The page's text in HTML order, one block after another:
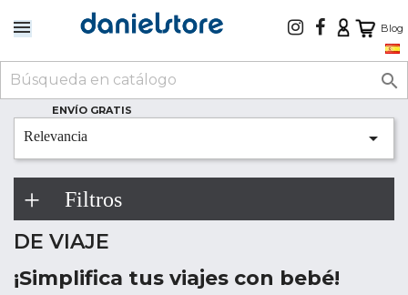
Blog

ENVÍO GRATIS
Relevancia 
Filtros
DE VIAJE
¡Simplifica tus viajes con bebé!